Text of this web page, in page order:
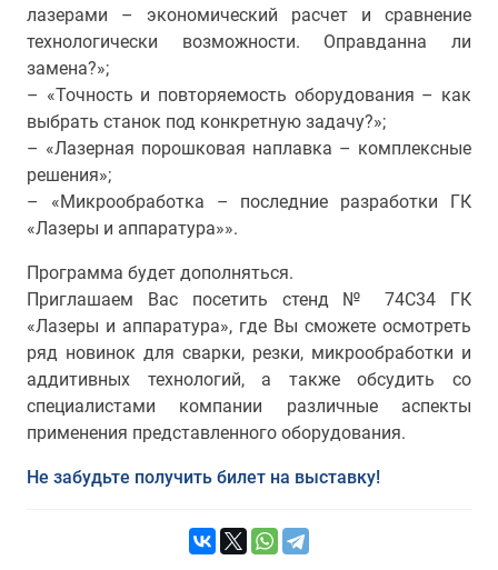
лазерами – экономический расчет и сравнение
технологически возможности. Оправданна ли
замена?»;
– «Точность и повторяемость оборудования – как
выбрать станок под конкретную задачу?»;
– «Лазерная порошковая наплавка – комплексные
решения»;
– «Микрообработка – последние разработки ГК
«Лазеры и аппаратура»».
Программа будет дополняться.
Приглашаем Вас посетить стенд № 74С34 ГК
«Лазеры и аппаратура», где Вы сможете осмотреть
ряд новинок для сварки, резки, микрообработки и
аддитивных технологий, а также обсудить со
специалистами компании различные аспекты
применения представленного оборудования.
Не забудьте получить билет на выставку!